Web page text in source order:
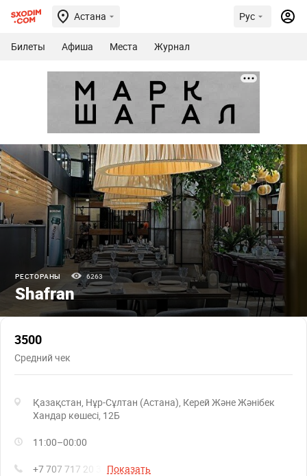
Астана Рус
Билеты Афиша Места Журнал
РЕСТОРАНЫ 6263
Shafran
3500
Средний чек
Қазақстан, Нұр-Сұлтан (Астана), Керей Және Жәнібек
Хандар көшесі, 12Б
11:00–00:00
+7 707 717 20 30 Показать